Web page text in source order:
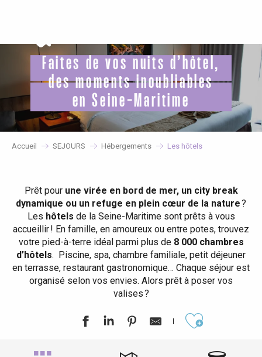
Faites de vos nuits d’hôtel,
des moments inoubliables
en Seine-Maritime
Accueil SEJOURS Hébergements Les hôtels
Prêt pour une virée en bord de mer, un city break
dynamique ou un refuge en plein cœur de la nature?
Les hôtels de la Seine-Maritime sont prêts à vous
accueillir ! En famille, en amoureux ou entre potes, trouvez
votre pied-à-terre idéal parmi plus de 8 000 chambres
d’hôtels. Piscine, spa, chambre familiale, petit déjeuner
en terrasse, restaurant gastronomique… Chaque séjour est
organisé selon vos envies. Alors prêt à poser vos
valises ?